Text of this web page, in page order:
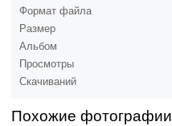
Формат файла
Размер
Альбом
Просмотры
Скачиваний
Похожие фотографии